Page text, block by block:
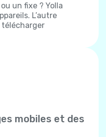
un fixe ? Yolla
L’autre
télécharger
mobiles et des